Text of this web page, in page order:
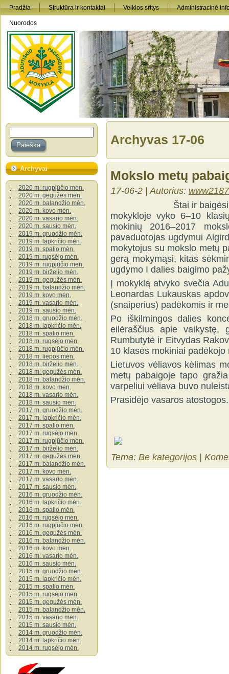
Pradžia Struktūra ir kontaktai Veiklos sritys Administracinė
Nuorodos
Archyvai
2020 m. rugpjūčio mėn.
2020 m. gegužės mėn.
2020 m. balandžio mėn.
2020 m. kovo mėn.
2020 m. vasario mėn.
2020 m. sausio mėn.
2019 m. gruodžio mėn.
2019 m. lapkričio mėn.
2019 m. spalio mėn.
2019 m. rugsėjo mėn.
2019 m. rugpjūčio mėn.
2019 m. birželio mėn.
2019 m. gegužės mėn.
2019 m. balandžio mėn.
2019 m. kovo mėn.
2019 m. vasario mėn.
2019 m. sausio mėn.
2018 m. gruodžio mėn.
2018 m. lapkričio mėn.
2018 m. spalio mėn.
2018 m. rugsėjo mėn.
2018 m. rugpjūčio mėn.
2018 m. liepos mėn.
2018 m. birželio mėn.
2018 m. gegužės mėn.
2018 m. balandžio mėn.
2018 m. kovo mėn.
2018 m. vasario mėn.
2018 m. sausio mėn.
2017 m. gruodžio mėn.
2017 m. lapkričio mėn.
2017 m. spalio mėn.
2017 m. rugsėjo mėn.
2017 m. rugpjūčio mėn.
2017 m. birželio mėn.
2017 m. gegužės mėn.
2017 m. balandžio mėn.
2017 m. kovo mėn.
2017 m. vasario mėn.
2017 m. sausio mėn.
2016 m. gruodžio mėn.
2016 m. lapkričio mėn.
2016 m. spalio mėn.
2016 m. rugsėjo mėn.
2016 m. rugpjūčio mėn.
2016 m. gegužės mėn.
2016 m. balandžio mėn.
2016 m. kovo mėn.
2016 m. vasario mėn.
2016 m. sausio mėn.
2015 m. gruodžio mėn.
2015 m. lapkričio mėn.
2015 m. spalio mėn.
2015 m. rugsėjo mėn.
2015 m. gegužės mėn.
2015 m. balandžio mėn.
2015 m. vasario mėn.
2015 m. sausio mėn.
2014 m. gruodžio mėn.
2014 m. lapkričio mėn.
2014 m. rugsėjo mėn.
Archyvas 17-06
Mokslo metų
17-06-2 | Autorius: www2187
Štai ir baigėsi dar
mokykloje vyko 6–10
mokinių 2016–2017
pavaduotojas ugdymui
mokytojus su mokslo metų
gerą mokymąsi, kitas
ugdymo I dalies baigimo
Į mokyklą atvyko svečia
Leonardas Lukauskas
(snaiperius) padėkomis ir
Po iškilmingos dalies
eilėraščius apie vaikystę,
Rumbutytė ir Eitvydas
10 klasės mokiniai
Lietuvos vėliavos kėlimas
metų pabaigoje tapo
varpeliui vėliava buvo
Prasidėjo vasaros atostogos.
Tema: Be kategorijos |